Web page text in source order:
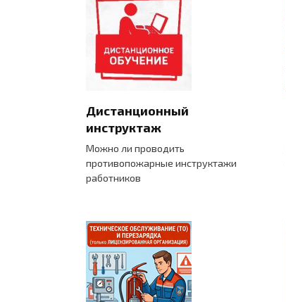
Дистанционный
инструктаж
Можно ли проводить
противопожарные инструктажи
работников